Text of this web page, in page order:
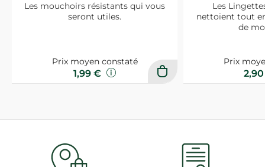
Les mouchoirs résistants qui vous
seront utiles.
Prix moyen constaté
1,99 €
Les
nettoient tout
de
Prix